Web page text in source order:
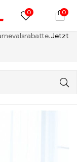
Jetzt
0 0